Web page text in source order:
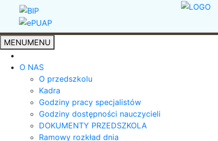
MENUMENU
O NAS
O przedszkolu
Kadra
Godziny pracy specjalistów
Godziny dostępności nauczycieli
DOKUMENTY PRZEDSZKOLA
Ramowy rozkład dnia